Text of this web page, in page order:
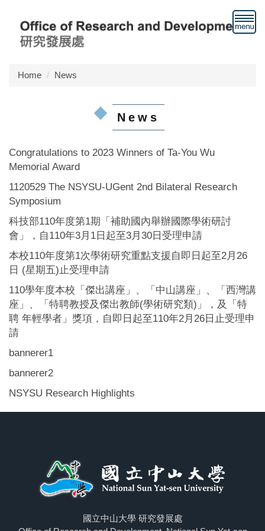
main
blockHome News
News
Congratulations to 2023 Winners of Ta-You Wu
Memorial Award
1120529 The NSYSU-UGent 2nd Bilateral Research
Symposium
科技部110年度第1期「補助國內舉辦國際學術研討
會」，自110年3月1日起至3月30日受理申請
本校110年度第1次學術研究重點支援自即日起至2月26
日 (星期五)止受理申請
110學年度本校「傑出講座」、「中山講座」、「西灣講
座」、「特聘教授及傑出教師(學術研究類)」，及「特
聘 年輕學者」獎項，自即日起至110年2月26日止受理申
請
bannerer1
bannerer2
NSYSU Research Highlights
國立中山大學 研究發展處